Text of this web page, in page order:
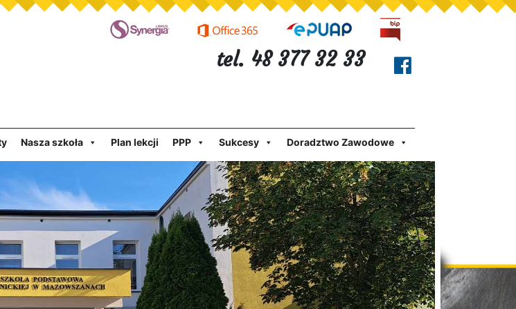
tel. 48 377 32 33
Nasza szkoła Plan lekcji PPP Sukcesy Doradztwo Zawodowe